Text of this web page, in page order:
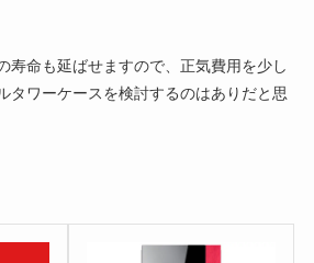
寿命も延ばせますので、正気費用を少し
タワーケースを検討するのはありだと思